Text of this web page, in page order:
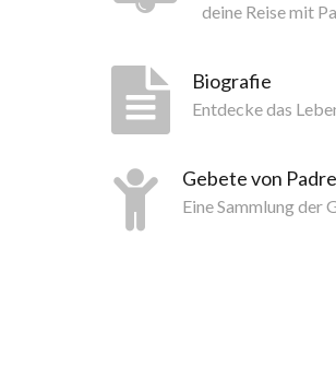
deine Reise mit
Biografie
Entdecke das
Gebete von
Eine Sammlung der